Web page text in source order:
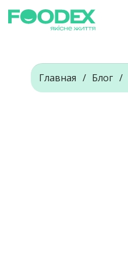
Главная Блог